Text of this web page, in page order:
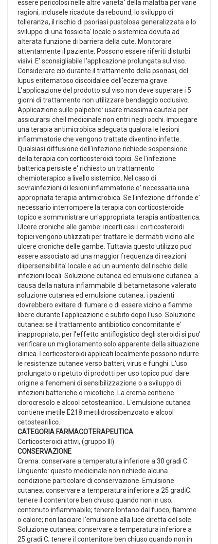
essere pericolosi nelle altre varieta' della malattia per varie
ragioni, inclusele ricadute da rebound, lo sviluppo di
tolleranza, il rischio di psoriasi pustolosa generalizzata e lo
sviluppo di una tossicita' locale o sistemica dovuta ad
alterata funzione di barriera della cute. Monitorare
attentamente il paziente. Possono essere riferiti disturbi
visivi. E' sconsigliabile l'applicazione prolungata sul viso.
Considerare ciò durante il trattamento della psoriasi, del
lupus eritematoso discoidalee dell'eczema grave.
L'applicazione del prodotto sul viso non deve superare i 5
giorni di trattamento non utilizzare bendaggio occlusivo.
Applicazione sulle palpebre: usare massima cautela per
assicurarsi cheil medicinale non entri negli occhi. Impiegare
una terapia antimicrobica adeguata qualora le lesioni
infiammatorie che vengono trattate diventino infette.
Qualsiasi diffusione dell'infezione richiede sospensione
della terapia con corticosteroidi topici. Se l'infezione
batterica persiste e' richiesto un trattamento
chemioterapico a livello sistemico. Nel caso di
sovrainfezioni di lesioni infiammatorie e' necessaria una
appropriata terapia antimicrobica. Se l'infezione diffonde e'
necessario interrompere la terapia con corticosteroide
topico e somministrare un'appropriata terapia antibatterica.
Ulcere croniche alle gambe: incerti casi i corticosteroidi
topici vengono utilizzati per trattare le dermatiti vicino alle
ulcere croniche delle gambe. Tuttavia questo utilizzo puo'
essere associato ad una maggior frequenza di reazioni
diipersensibilita' locale e ad un aumento del rischio delle
infezioni locali. Soluzione cutanea ed emulsione cutanea: a
causa della natura infiammabile di betametasone valerato
soluzione cutanea ed emulsione cutanea, i pazienti
dovrebbero evitare di fumare o di essere vicino a fiamme
libere durante l'applicazione e subito dopo l'uso. Soluzione
cutanea: se il trattamento antibiotico concomitante e'
inappropriato, per l'effetto antiflogistico degli steroidi si puo'
verificare un miglioramento solo apparente della situazione
clinica. I corticosteroidi applicati localmente possono ridurre
le resistenze cutanee verso batteri, virus e funghi. L'uso
prolungato o ripetuto di prodotti per uso topico puo' dare
origine a fenomeni di sensibilizzazione o a sviluppo di
infezioni batteriche o micotiche. La crema contiene
clorocresolo e alcool cetostearilico.. L'emulsione cutanea
contiene metile E218 metilidrossibenzoato e alcool
cetostearilico.
CATEGORIA FARMACOTERAPEUTICA
Corticosteroidi attivi, (gruppo III).
CONSERVAZIONE
Crema: conservare a temperatura inferiore a 30 gradi C.
Unguento: questo medicinale non richiede alcuna
condizione particolare di conservazione. Emulsione
cutanea: conservare a temperatura inferiore a 25 gradiC;
tenere il contenitore ben chiuso quando non in uso;
contenuto infiammabile; tenere lontano dal fuoco, fiamme
o calore; non lasciare l'emulsione alla luce diretta del sole.
Soluzione cutanea: conservare a temperatura inferiore a
25 gradi C; tenere il contenitore ben chiuso quando non in